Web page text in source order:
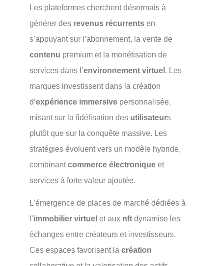
Les plateformes cherchent désormais à
générer des revenus récurrents en
s’appuyant sur l’abonnement, la vente de
contenu premium et la monétisation de
services dans l’environnement virtuel . Les
marques investissent dans la création
d’expérience immersive personnalisée,
misant sur la fidélisation des utilisateurs
plutôt que sur la conquête massive. Les
stratégies évoluent vers un modèle hybride,
combinantcommerce électronique et
services à forte valeur ajoutée.
L’émergence de places de marché dédiées à
l’immobilier virtuel et aux nft dynamise les
échanges entre créateurs et investisseurs.
Ces espaces favorisent la création